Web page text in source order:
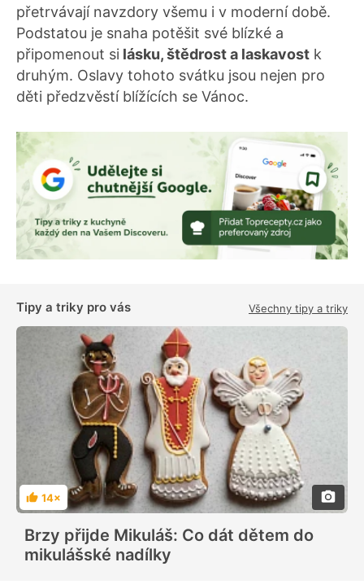
přetrvávají navzdory všemu i v moderní době.
Podstatou je snaha potěšit své blízké a
připomenout si lásku, štědrost a laskavost k
druhým. Oslavy tohoto svátku jsou nejen pro
děti předzvěstí blížících se Vánoc.
Tipy a triky pro vás Všechny tipy a triky
H
o
n
o
c
14×
Brzy přijde Mikuláš: Co dát dětem do
mikulášské nadílky